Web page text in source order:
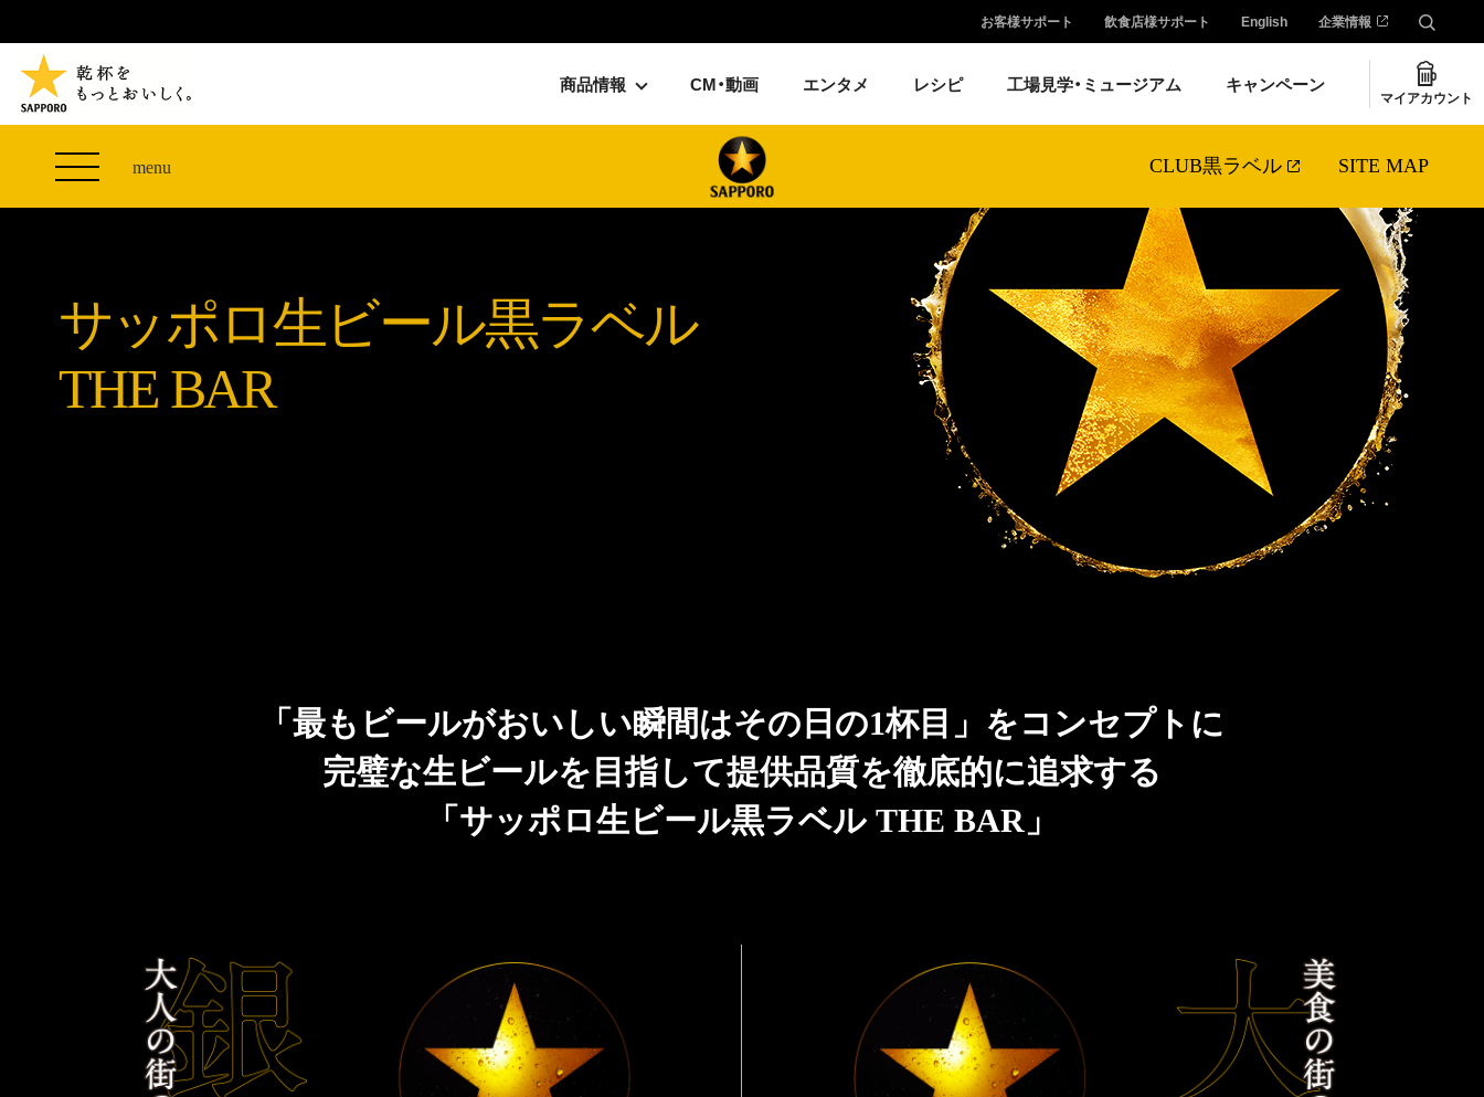
お客様サポート 飲食店様サポート English 企業情報
商品情報 CM・動画 エンタメ レシピ 工場見学・ミュージアム キャンペーン
マイアカウント
menu CLUB黒ラベル SITE MAP
THE PERFECT 黒ラベル WAGON -LIVE DRAFT-
「満天☆青空レストラン」コラボキャンペーン
Collaboration
「丸くなるな、☆星になれ。」限定デザイン缶数量
サッポロ生ビール黒ラベル
オカズデザインが提案する
黒ラベルに合う食40選
ザ・パーフェクト黒ラベルが飲めるお店
CLUB 黒ラベル
サッポロ生ビール黒ラベル
THE BAR
「最もビールがおいしい瞬間はその日の1杯目」をコンセプトに
完璧な生ビールを目指して提供品質を徹底的に追求する
「サッポロ生ビール黒ラベル THE BAR」